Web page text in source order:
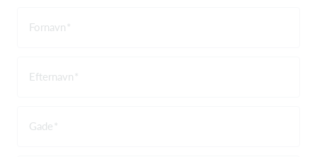
Fornavn
Efternavn
Gade